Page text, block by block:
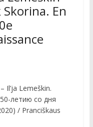
Еn
Il’ja Lemeškin.
летию со дня
/ Pranciškaus